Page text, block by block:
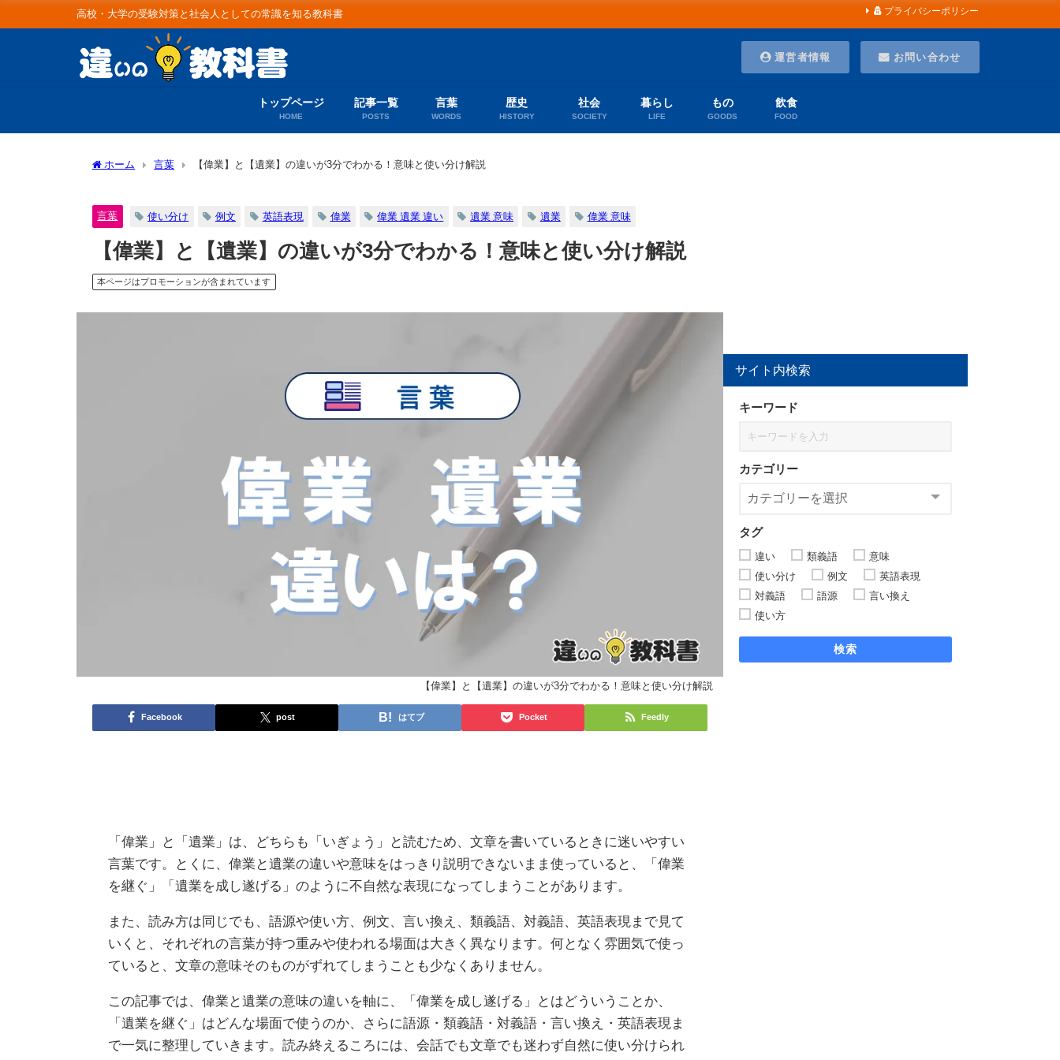
高校・大学の受験対策と社会人としての常識を知る教科書 プライバシーポリシー
運営者情報 お問い合わせ
トップページ
HOME
記事一覧
POSTS
言葉
WORDS
歴史
HISTORY
社会
SOCIETY
暮らし
LIFE
もの
GOODS
飲食
FOOD
ホーム 言葉 【偉業】と【遺業】の違いが3分でわかる！意味と使い分け解説
言葉 使い分け 例文 英語表現 偉業 偉業 遺業 違い 遺業 意味 遺業 偉業 意味
【偉業】と【遺業】の違いが3分でわかる！意味と使い分け解説
本ページはプロモーションが含まれています
【偉業】と【遺業】の違いが3分でわかる！意味と使い分け解説
Facebook post はてブ Pocket Feedly
「偉業」と「遺業」は、どちらも「いぎょう」と読むため、文章を書いているときに迷いやすい
言葉です。とくに、偉業と遺業の違いや意味をはっきり説明できないまま使っていると、「偉業
を継ぐ」「遺業を成し遂げる」のように不自然な表現になってしまうことがあります。
また、読み方は同じでも、語源や使い方、例文、言い換え、類義語、対義語、英語表現まで見て
いくと、それぞれの言葉が持つ重みや使われる場面は大きく異なります。何となく雰囲気で使っ
ていると、文章の意味そのものがずれてしまうことも少なくありません。
この記事では、偉業と遺業の意味の違いを軸に、「偉業を成し遂げる」とはどういうことか、
「遺業を継ぐ」はどんな場面で使うのか、さらに語源・類義語・対義語・言い換え・英語表現ま
で一気に整理していきます。読み終えるころには、会話でも文章でも迷わず自然に使い分けられ
サイト内検索
キーワード
カテゴリー
タグ
違い 類義語
意味
使い分け
例文
英語表現
対義語
語源
言い換え
使い方
検索